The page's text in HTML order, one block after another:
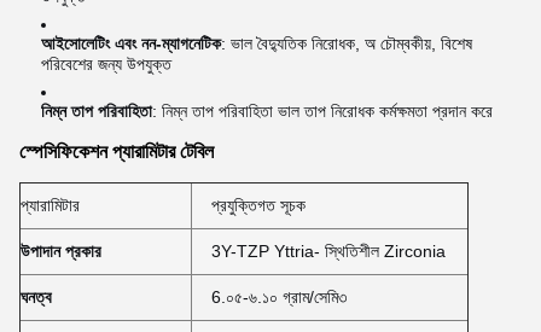
আইসোলেটিং এবং নন-ম্যাগনেটিক: ভাল বৈদ্যুতিক নিরোধক, অ চৌম্বকীয়, বিশেষ
পরিবেশের জন্য উপযুক্ত
নিম্ন তাপ পরিবাহিতা: নিম্ন তাপ পরিবাহিতা ভাল তাপ নিরোধক কর্মক্ষমতা প্রদান করে
স্পেসিফিকেশন প্যারামিটার টেবিল
প্যারামিটার প্রযুক্তিগত সূচক
উপাদান প্রকার 3Y-TZP Yttria- স্থিতিশীল Zirconia
ঘনত্ব 6.০৫-৬.১০ গ্রাম/সেমি৩